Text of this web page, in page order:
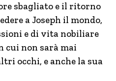
sbagliato e il ritorno
a Joseph il mondo,
e di vita nobiliare
cui non sarà mai
occhi, e anche la sua